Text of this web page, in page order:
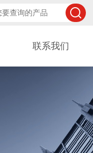
联系我们